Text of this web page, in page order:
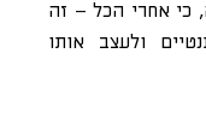
אחרי הכל – זה
ולעצב אותו